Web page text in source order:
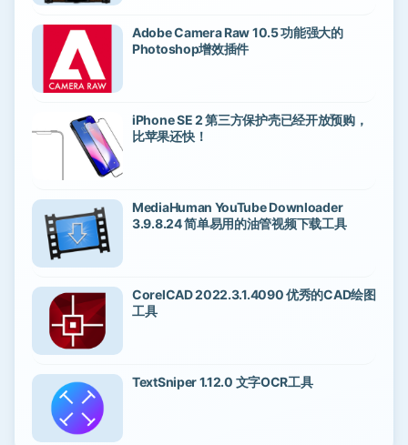
Adobe Camera Raw 10.5 功能强大的
Photoshop增效插件
iPhone SE 2 第三方保护壳已经开放预购，
比苹果还快！
MediaHuman YouTube Downloader
3.9.8.24 简单易用的油管视频下载工具
CorelCAD 2022.3.1.4090 优秀的CAD绘图
工具
TextSniper 1.12.0 文字OCR工具